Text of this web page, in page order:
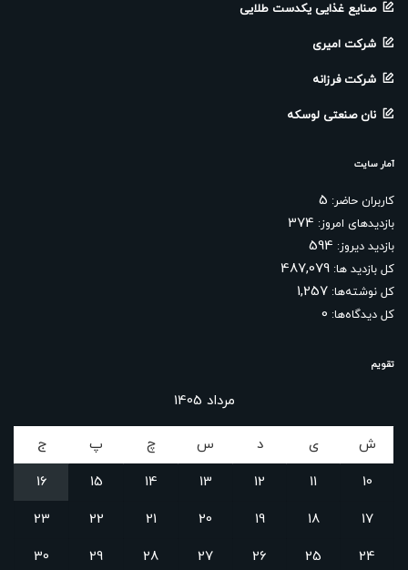
صنایع غذایی یکدست طلایی
شرکت امیری
شرکت فرزانه
نان صنعتی لوسکه
آمار سایت
کاربران حاضر: 5
بازدیدهای امروز: 374
بازدید دیروز: 594
کل بازدید ها: 487,079
کل نوشته‌ها: 1,257
کل دیدگاه‌ها: 0
تقویم
مرداد 1405
ش ی د س چ پ
ج
10
11
12
13
14
15
16
17
18
19
20
21
22
23
24
25
26
27
28
29
30